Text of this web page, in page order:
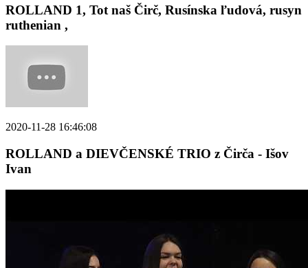
ROLLAND 1, Tot naš Čirč, Rusínska ľudová, rusyn
ruthenian ,
2020-11-28 16:46:08
ROLLAND a DIEVČENSKÉ TRIO z Čirča - Išov
Ivan